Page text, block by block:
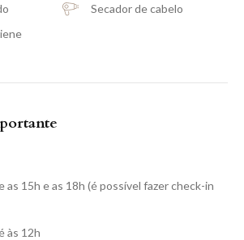
Secador de cabelo
as 15h e as 18h (é possível fazer check-in
às 12h